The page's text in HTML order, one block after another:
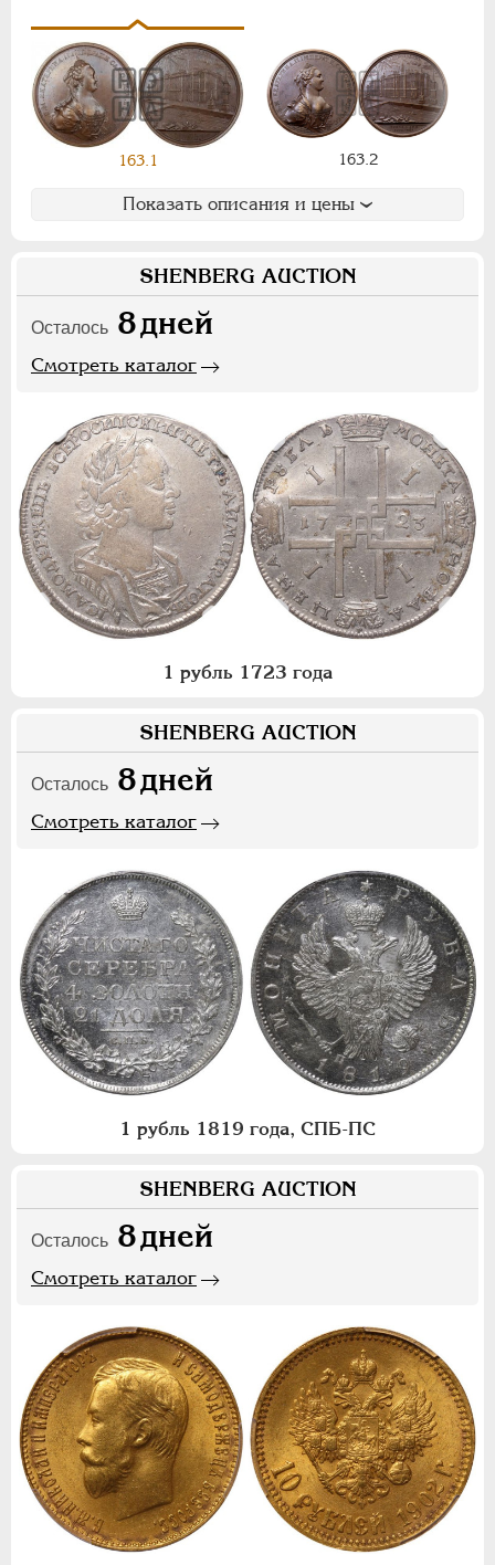
163.1 163.2
Показать описания и цены
SHENBERG AUCTION
Осталось 8дней
Смотреть каталог
1 рубль 1723 года
SHENBERG AUCTION
Осталось 8дней
Смотреть каталог
1 рубль 1819 года, СПБ-ПС
SHENBERG AUCTION
Осталось 8дней
Смотреть каталог
Цифры
ПАВЕЛ I 1796-1801
АЛЕКСАНДР I 1801-1825
НИКОЛАЙ I 1826-1855
1894-1917
СЕРИИ МЕДАЛЕЙ 1600-1881